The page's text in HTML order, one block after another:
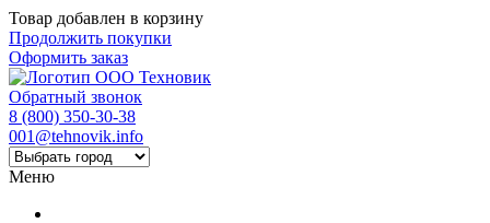
Товар добавлен в корзину
Продолжить покупки
Оформить заказ
Обратный звонок
8 (800) 350-30-38
001@tehnovik.info
Меню